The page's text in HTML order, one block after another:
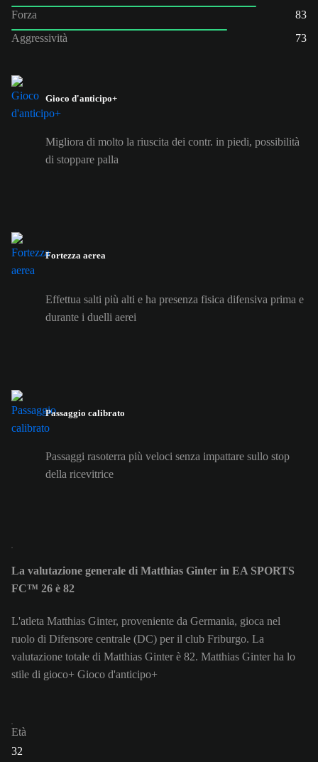
Forza
83
Aggressività
73
Gioco d'anticipo+
Migliora di molto la riuscita dei contr. in piedi, possibilità
di stoppare palla
Fortezza aerea
Effettua salti più alti e ha presenza fisica difensiva prima e
durante i duelli aerei
Passaggio calibrato
Passaggi rasoterra più veloci senza impattare sullo stop
della ricevitrice
La valutazione generale di Matthias Ginter in EA SPORTS
FC™ 26 è 82
L'atleta Matthias Ginter, proveniente da Germania, gioca nel
ruolo di Difensore centrale (DC) per il club Friburgo. La
valutazione totale di Matthias Ginter è 82. Matthias Ginter ha lo
stile di gioco+ Gioco d'anticipo+
Età
32